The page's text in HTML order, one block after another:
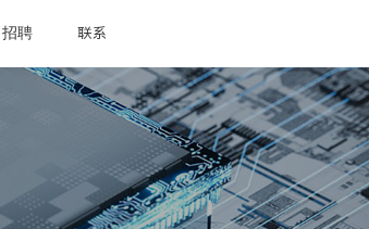
招聘 联系